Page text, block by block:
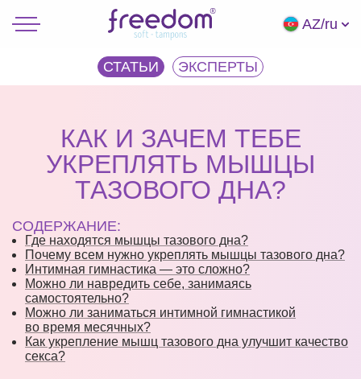
AZ/ru
СТАТЬИ ЭКCПЕРТЫ
КАК И ЗАЧЕМ ТЕБЕ
УКРЕПЛЯТЬ МЫШЦЫ
ТАЗОВОГО ДНА?
СОДЕРЖАНИЕ:
Где находятся мышцы тазового дна?
Почему всем нужно укреплять мышцы тазового дна?
Интимная гимнастика — это сложно?
Можно ли навредить себе, занимаясь
самостоятельно?
Можно ли заниматься интимной гимнастикой
во время месячных?
Как укрепление мышц тазового дна улучшит качество
секса?